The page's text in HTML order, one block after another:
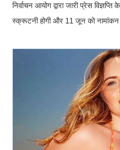
निर्वाचन आयोग द्वारा जारी प्रेस
स्क्रूटनी होगी और 11 जून को नामांकन